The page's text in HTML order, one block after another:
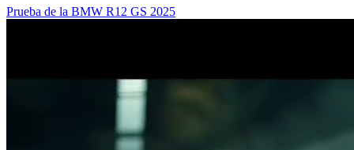
Prueba de la BMW R12 GS 2025